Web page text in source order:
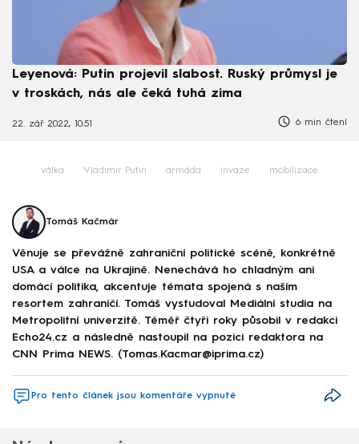
Leyenová: Putin projevil slabost. Ruský průmysl je
v troskách, nás ale čeká tuhá zima
22. zář 2022, 10:51 6 min čtení
válka Vladimir Putin armáda invaze mobilizace
Tomáš Kačmár
Věnuje se převážně zahraniční politické scéně, konkrétně
USA a válce na Ukrajině. Nenechává ho chladným ani
domácí politika, akcentuje témata spojená s naším
resortem zahraničí. Tomáš vystudoval Mediální studia na
Metropolitní univerzitě. Téměř čtyři roky působil v redakci
Echo24.cz a následně nastoupil na pozici redaktora na
CNN Prima NEWS. (Tomas.Kacmar@iprima.cz)
Pro tento článek jsou komentáře vypnuté